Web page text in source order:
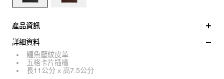
產品資訊
詳細資料
鱷魚壓紋皮革
五格卡片插槽
長11公分 x 高7.5公分